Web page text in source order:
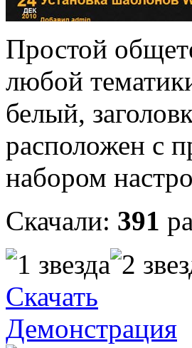
Простой
любой
белый,
расположен с
набором
Скачали: 391
Скачать
Демонстрация